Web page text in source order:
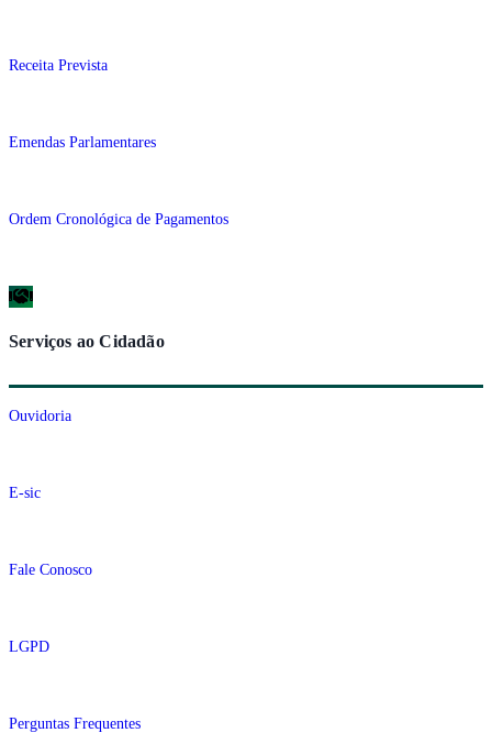
Receita Prevista
Emendas Parlamentares
Ordem Cronológica de Pagamentos
Serviços ao Cidadão
Ouvidoria
E-sic
Fale Conosco
LGPD
Perguntas Frequentes